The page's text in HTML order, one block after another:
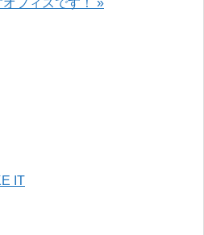
フィスです！ »